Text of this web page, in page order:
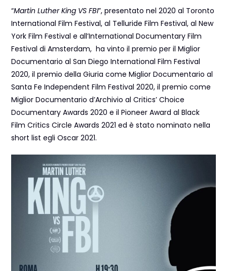
“Martin Luther King VS FBI”, presentato nel 2020 al Toronto
International Film Festival, al Telluride Film Festival, al New
York Film Festival e all’International Documentary Film
Festival di Amsterdam, ha vinto il premio per il Miglior
Documentario al San Diego International Film Festival
2020, il premio della Giuria come Miglior Documentario al
Santa Fe Independent Film Festival 2020, il premio come
Miglior Documentario d’Archivio al Critics’ Choice
Documentary Awards 2020 e il Pioneer Award al Black
Film Critics Circle Awards 2021 ed è stato nominato nella
short list egli Oscar 2021.